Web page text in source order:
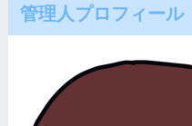
管理人プロフィール